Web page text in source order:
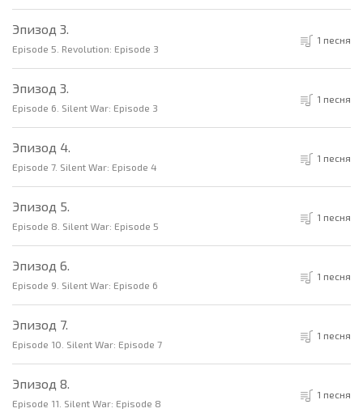
Эпизод 3.
Episode 5. Revolution: Episode 3
1 песня
Эпизод 3.
Episode 6. Silent War: Episode 3
1 песня
Эпизод 4.
Episode 7. Silent War: Episode 4
1 песня
Эпизод 5.
Episode 8. Silent War: Episode 5
1 песня
Эпизод 6.
Episode 9. Silent War: Episode 6
1 песня
Эпизод 7.
Episode 10. Silent War: Episode 7
1 песня
Эпизод 8.
Episode 11. Silent War: Episode 8
1 песня